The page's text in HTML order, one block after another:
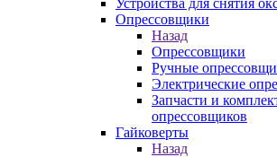
Устройства для снятия
Опрессовщики
Назад
Опрессовщики
Ручные
Электрические
Запчасти и
опрессовщиков
Гайковерты
Назад